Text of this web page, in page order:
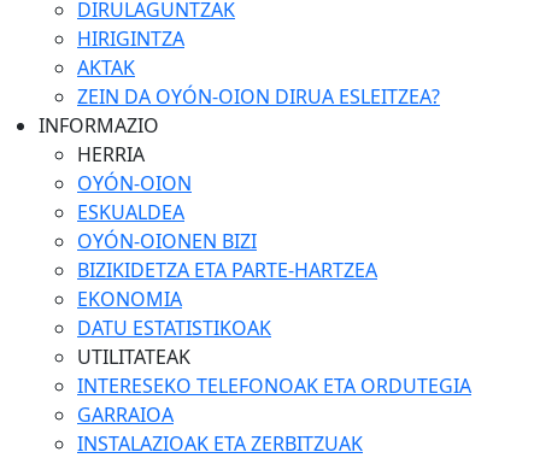
DIRULAGUNTZAK
HIRIGINTZA
AKTAK
ZEIN DA OYÓN-OION DIRUA ESLEITZEA?
INFORMAZIO
HERRIA
OYÓN-OION
ESKUALDEA
OYÓN-OIONEN BIZI
BIZIKIDETZA ETA PARTE-HARTZEA
EKONOMIA
DATU ESTATISTIKOAK
UTILITATEAK
INTERESEKO TELEFONOAK ETA ORDUTEGIA
GARRAIOA
INSTALAZIOAK ETA ZERBITZUAK